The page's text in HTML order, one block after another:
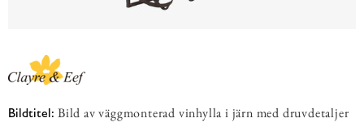
Bildtitel: Bild av väggmonterad vinhylla i järn med druvdetaljer